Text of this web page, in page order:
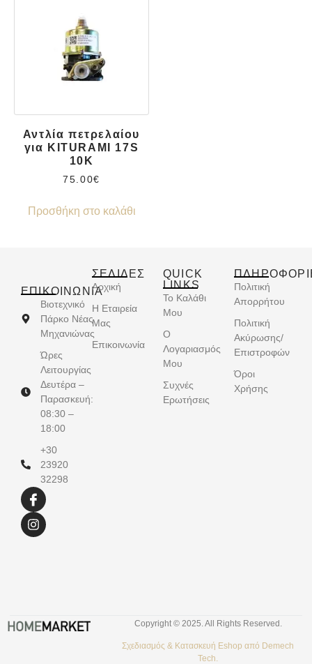
Αντλία πετρελαίου
για KITURAMI 17S
10K
75.00€
Προσθήκη στο καλάθι
ΕΠΙΚΟΙΝΩΝΊΑ
Βιοτεχνικό
Πάρκο Νέας
Μηχανιώνας
Ώρες
Λειτουργίας
Δευτέρα –
Παρασκευή:
08:30 –
18:00
+30
23920
32298
ΣΕΛΙΔΕΣ
Αρχική
Η Εταιρεία
Μας
Επικοινωνία
QUICK
LINKS
Το Καλάθι
Μου
Ο
Λογαριασμός
Μου
Συχνές
Ερωτήσεις
Πολιτική
Απορρήτου
Πολιτική
Ακύρωσης/
Επιστροφών
Όροι
Χρήσης
Copyright © 2025. All Rights Reserved.
Σχεδιασμός & Κατασκευή Eshop από Demech
Tech.